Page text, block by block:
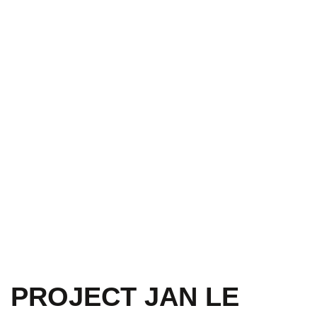
PROJECT JAN LE